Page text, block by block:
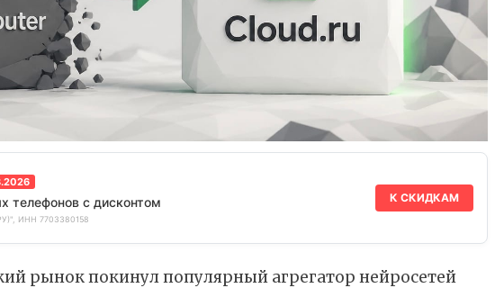
телефонов с дисконтом
ИНН 7703380158
К СКИДКАМ
рынок покинул популярный агрегатор нейросетей